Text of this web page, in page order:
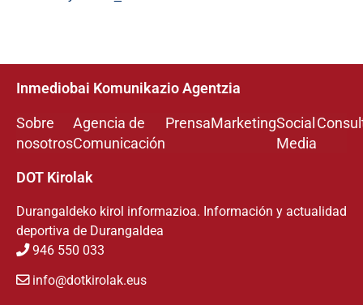
Inmediobai Komunikazio Agentzia
Sobre
nosotros
Agencia de
Comunicación
PrensaMarketingSocial
Media
DOT Kirolak
Durangaldeko kirol informazioa. Información y actualidad
deportiva de Durangaldea
946 550 033
info@dotkirolak.eus